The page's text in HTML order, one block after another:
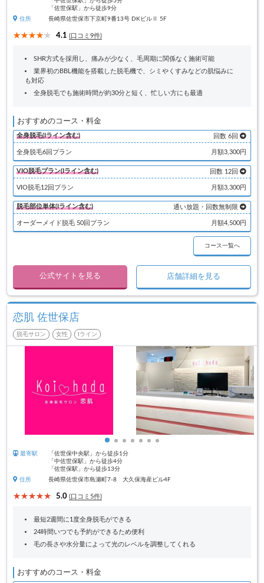
「佐世保駅」から徒歩9分
住所
長崎県佐世保市下京町9番13号 DKビルⅡ 5F
4.1 (口コミ9件)
SHR方式を採用し、痛みが少なく、毛周期に関係なく施術可能
業界初のBBL機能を搭載した脱毛機で、シミやくすみなどの肌悩みに
も対応
全身脱毛でも施術時間が約30分と短く、忙しい方にも最適
おすすめのコース・料金
全身脱毛(Iライン含む) 回数 6回
全身脱毛6回プラン 月額3,300円
VIO脱毛プラン(Iライン含む) 回数 12回
VIO脱毛12回プラン 月額3,300円
脱毛部位単体(Iライン含む) 通い放題・回数無制限
オーダーメイド脱毛 50回プラン 月額4,500円
コース一覧へ
公式サイトを見る 店舗詳細を見る
恋肌 佐世保店
脱毛サロン 女性 Iライン
最寄駅
「佐世保中央駅」から徒歩1分
「中佐世保駅」から徒歩4分
「佐世保駅」から徒歩13分
住所
長崎県佐世保市島瀬町7-8 大久保海産ビル4F
5.0 (口コミ5件)
最短2週間に1度全身脱毛ができる
24時間いつでも予約ができるため便利
毛の長さや水分量によって光のレベルを調整してくれる
おすすめのコース・料金